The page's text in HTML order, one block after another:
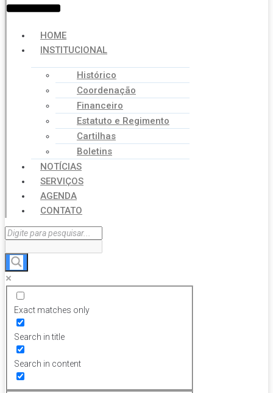
HOME
INSTITUCIONAL
Histórico
Coordenação
Financeiro
Estatuto e Regimento
Cartilhas
Boletins
NOTÍCIAS
SERVIÇOS
AGENDA
CONTATO
Exact matches only
Search in title
Search in content